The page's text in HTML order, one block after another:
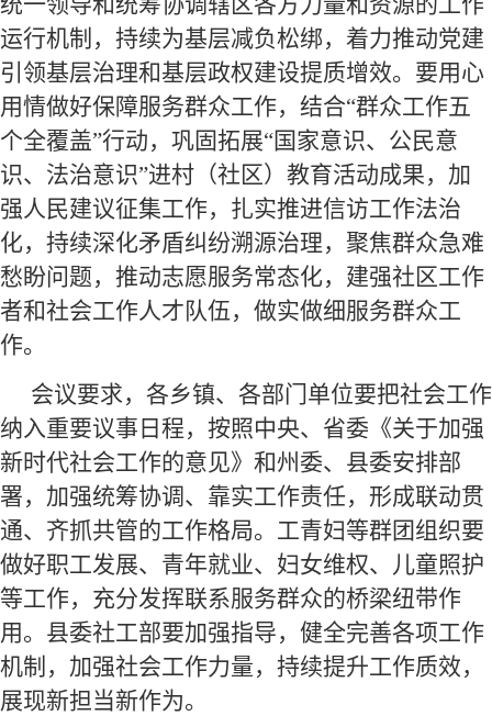
运行机制，持续为基层减负松绑，着力推动党建
引领基层治理和基层政权建设提质增效。要用心
用情做好保障服务群众工作，结合“群众工作五
个全覆盖”行动，巩固拓展“国家意识、公民意
识、法治意识”进村（社区）教育活动成果，加
强人民建议征集工作，扎实推进信访工作法治
化，持续深化矛盾纠纷溯源治理，聚焦群众急难
愁盼问题，推动志愿服务常态化，建强社区工作
者和社会工作人才队伍，做实做细服务群众工
作。
会议要求，各乡镇、各部门单位要把社会工作
纳入重要议事日程，按照中央、省委《关于加强
新时代社会工作的意见》和州委、县委安排部
署，加强统筹协调、靠实工作责任，形成联动贯
通、齐抓共管的工作格局。工青妇等群团组织要
做好职工发展、青年就业、妇女维权、儿童照护
等工作，充分发挥联系服务群众的桥梁纽带作
用。县委社工部要加强指导，健全完善各项工作
机制，加强社会工作力量，持续提升工作质效，
展现新担当新作为。